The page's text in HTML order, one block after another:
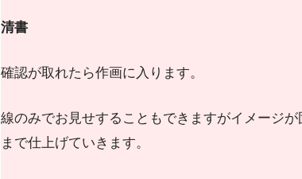
清書
確認が取れたら作画に入ります。
線のみでお見せすることもできますがイメージ
まで仕上げていきます。